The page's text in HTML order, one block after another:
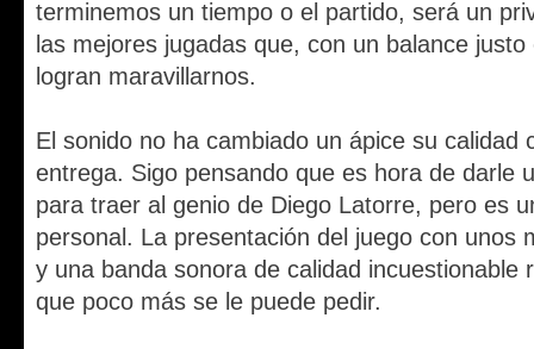
terminemos un tiempo o el partido, será un
las mejores jugadas que, con un balance
logran maravillarnos.
El sonido no ha cambiado un ápice su calidad
entrega. Sigo pensando que es hora de darle
para traer al genio de Diego Latorre, pero es
personal. La presentación del juego con unos
y una banda sonora de calidad incuestionable
que poco más se le puede pedir.